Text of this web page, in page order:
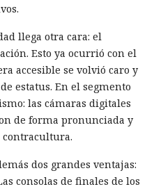
llega otra cara: el
Esto ya ocurrió con el
accesible se volvió caro y
estatus. En el segmento
las cámaras digitales
de forma pronunciada y
dos grandes ventajas:
consolas de finales de los